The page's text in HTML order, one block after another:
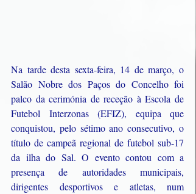
Na tarde desta sexta-feira, 14 de março, o
Salão Nobre dos Paços do Concelho foi
palco da cerimónia de receção à Escola de
Futebol Interzonas (EFIZ), equipa que
conquistou, pelo sétimo ano consecutivo, o
título de campeã regional de futebol sub-17
da ilha do Sal. O evento contou com a
presença de autoridades municipais,
dirigentes desportivos e atletas, num